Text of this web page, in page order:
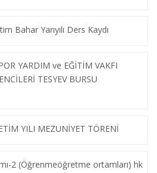
Bahar Yarıyılı Ders Kaydı
YARDIM ve EĞİTİM VAKFI
TESYEV BURSU
YILI MEZUNİYET TÖRENİ
2 (Öğrenmeöğretme ortamları) hk